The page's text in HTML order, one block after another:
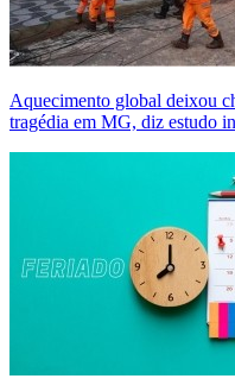
Aquecimento global deixou
tragédia em MG, diz estudo